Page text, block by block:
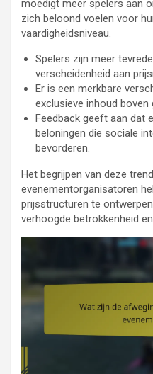
moedigt meer spelers aan
zich beloond voelen voor
vaardigheidsniveau.
Spelers zijn meer
verscheidenheid aan
Er is een merkbare
exclusieve inhoud boven
Feedback geeft aan dat
beloningen die sociale
bevorderen.
Het begrijpen van deze
evenementorganisatoren
prijsstructuren te
verhoogde betrokkenheid